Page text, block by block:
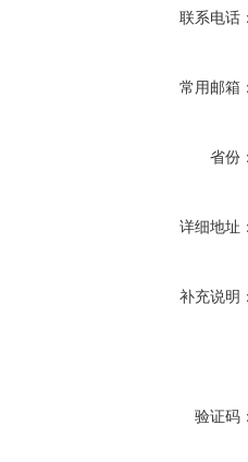
联系电话
常用邮箱
省份
详细地址
补充说明
验证码